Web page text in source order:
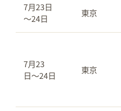
7月23日
～24日
東京
7月23
日〜24日
東京